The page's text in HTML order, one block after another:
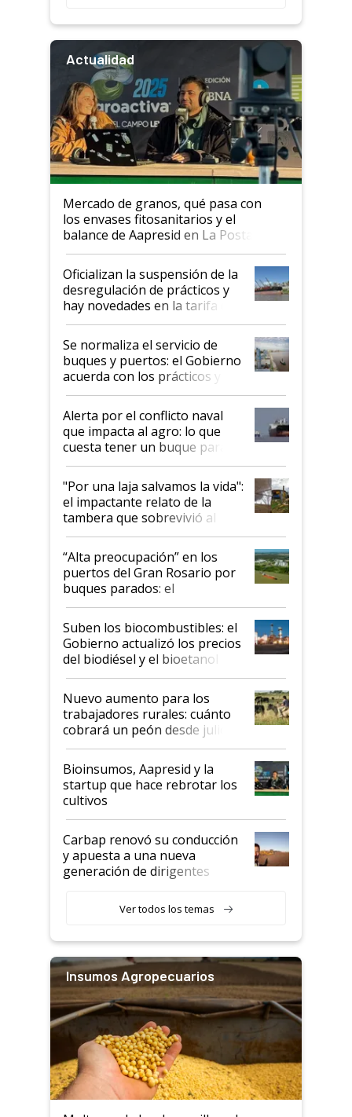
Actualidad
Mercado de granos, qué pasa con
los envases fitosanitarios y el
balance de Aapresid en La Posta
Oficializan la suspensión de la
desregulación de prácticos y
hay novedades en la tarifa de
la hidrovía
Se normaliza el servicio de
buques y puertos: el Gobierno
acuerda con los prácticos y
suspende el decreto de
desregulación
Alerta por el conflicto naval
que impacta al agro: lo que
cuesta tener un buque parado
y el peligro de que Argentina
pase a ser "país sucio"
"Por una laja salvamos la vida":
el impactante relato de la
tambera que sobrevivió al
tornado
“Alta preocupación” en los
puertos del Gran Rosario por
buques parados: el
funcionamiento de las
exportadoras en tensión tras
la medida de fuerza de los
prácticos
Suben los biocombustibles: el
Gobierno actualizó los precios
del biodiésel y el bioetanol
Nuevo aumento para los
trabajadores rurales: cuánto
cobrará un peón desde julio
Bioinsumos, Aapresid y la
startup que hace rebrotar los
cultivos
Carbap renovó su conducción
y apuesta a una nueva
generación de dirigentes
Ver todos los temas
Insumos Agropecuarios